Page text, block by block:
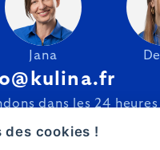
Jana
dans les 24 heures
des cookies !